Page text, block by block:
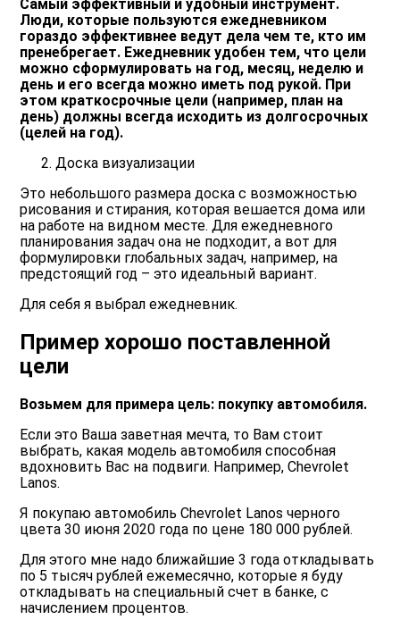
Самый эффективный и удобный инструмент.
Люди, которые пользуются ежедневником
гораздо эффективнее ведут дела чем те, кто им
пренебрегает. Ежедневник удобен тем, что цели
можно сформулировать на год, месяц, неделю и
день и его всегда можно иметь под рукой. При
этом краткосрочные цели (например, план на
день) должны всегда исходить из долгосрочных
(целей на год).
Доска визуализации
Это небольшого размера доска с возможностью
рисования и стирания, которая вешается дома или
на работе на видном месте. Для ежедневного
планирования задач она не подходит, а вот для
формулировки глобальных задач, например, на
предстоящий год – это идеальный вариант.
Для себя я выбрал ежедневник.
Пример хорошо поставленной
цели
Возьмем для примера цель: покупку автомобиля.
Если это Ваша заветная мечта, то Вам стоит
выбрать, какая модель автомобиля способная
вдохновить Вас на подвиги. Например, Chevrolet
Lanos.
Я покупаю автомобиль Chevrolet Lanos черного
цвета 30 июня 2020 года по цене 180 000 рублей.
Для этого мне надо ближайшие 3 года откладывать
по 5 тысяч рублей ежемесячно, которые я буду
откладывать на специальный счет в банке, с
начислением процентов.